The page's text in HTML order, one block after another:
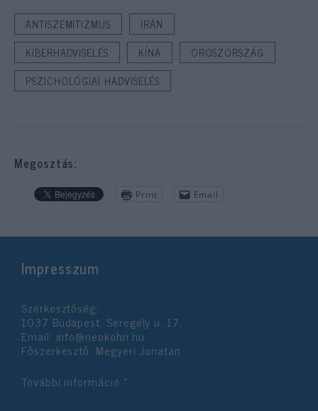
ANTISZEMITIZMUS
IRÁN
KIBERHADVISELÉS
KÍNA
OROSZORSZÁG
PSZICHOLÓGIAI HADVISELÉS
Megosztás:
Print Email
Impresszum
Szerkesztőség:
1037 Budapest, Seregély u. 17.
Email: info@neokohn.hu
Főszerkesztő: Megyeri Jonatán
További információ »